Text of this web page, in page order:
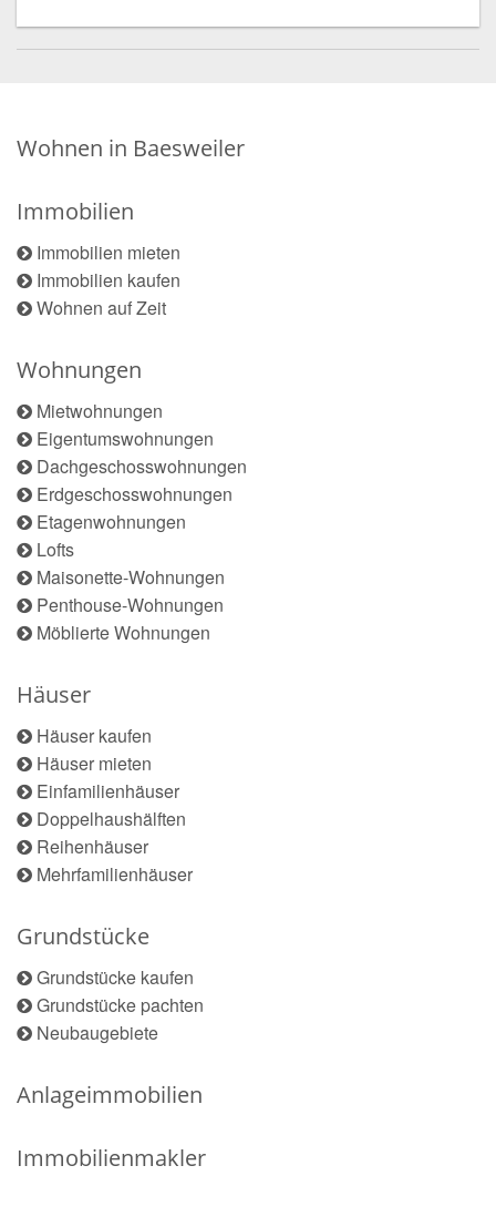
Wohnen in Baesweiler
Immobilien
Immobilien mieten
Immobilien kaufen
Wohnen auf Zeit
Wohnungen
Mietwohnungen
Eigentumswohnungen
Dachgeschosswohnungen
Erdgeschosswohnungen
Etagenwohnungen
Lofts
Maisonette-Wohnungen
Penthouse-Wohnungen
Möblierte Wohnungen
Häuser
Häuser kaufen
Häuser mieten
Einfamilienhäuser
Doppelhaushälften
Reihenhäuser
Mehrfamilienhäuser
Grundstücke
Grundstücke kaufen
Grundstücke pachten
Neubaugebiete
Anlageimmobilien
Immobilienmakler